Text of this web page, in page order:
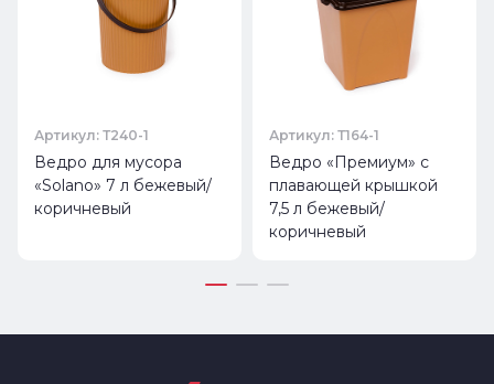
Артикул: Т240-1
Ведро для мусора
«Solano» 7 л бежевый/
коричневый
Артикул: Т164-1
Ведро «Премиум» с
плавающей крышкой
7,5 л бежевый/
коричневый